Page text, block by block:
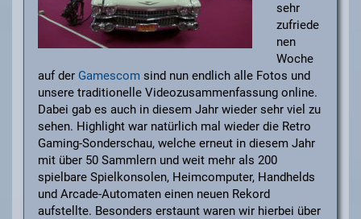
sehr
zufriede
nen
Woche
auf der Gamescom sind nun endlich alle Fotos und
unsere traditionelle Videozusammenfassung online.
Dabei gab es auch in diesem Jahr wieder sehr viel zu
sehen. Highlight war natürlich mal wieder die Retro
Gaming-Sonderschau, welche erneut in diesem Jahr
mit über 50 Sammlern und weit mehr als 200
spielbare Spielkonsolen, Heimcomputer, Handhelds
und Arcade-Automaten einen neuen Rekord
aufstellte. Besonders erstaunt waren wir hierbei über